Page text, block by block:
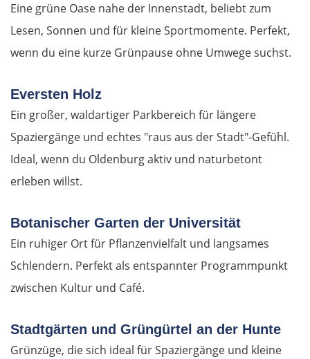
Eine grüne Oase nahe der Innenstadt, beliebt zum
Lesen, Sonnen und für kleine Sportmomente. Perfekt,
wenn du eine kurze Grünpause ohne Umwege suchst.
Eversten Holz
Ein großer, waldartiger Parkbereich für längere
Spaziergänge und echtes "raus aus der Stadt"-Gefühl.
Ideal, wenn du Oldenburg aktiv und naturbetont
erleben willst.
Botanischer Garten der Universität
Ein ruhiger Ort für Pflanzenvielfalt und langsames
Schlendern. Perfekt als entspannter Programmpunkt
zwischen Kultur und Café.
Stadtgärten und Grüngürtel an der Hunte
Grünzüge, die sich ideal für Spaziergänge und kleine
Timișoara
Arad
Ungarn Süd
Baja
Kroatien
Varaždin